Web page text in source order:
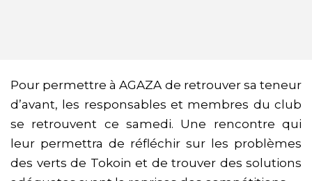
Pour permettre à AGAZA de retrouver sa teneur
d’avant, les responsables et membres du club
se retrouvent ce samedi. Une rencontre qui
leur permettra de réfléchir sur les problèmes
des verts de Tokoin et de trouver des solutions